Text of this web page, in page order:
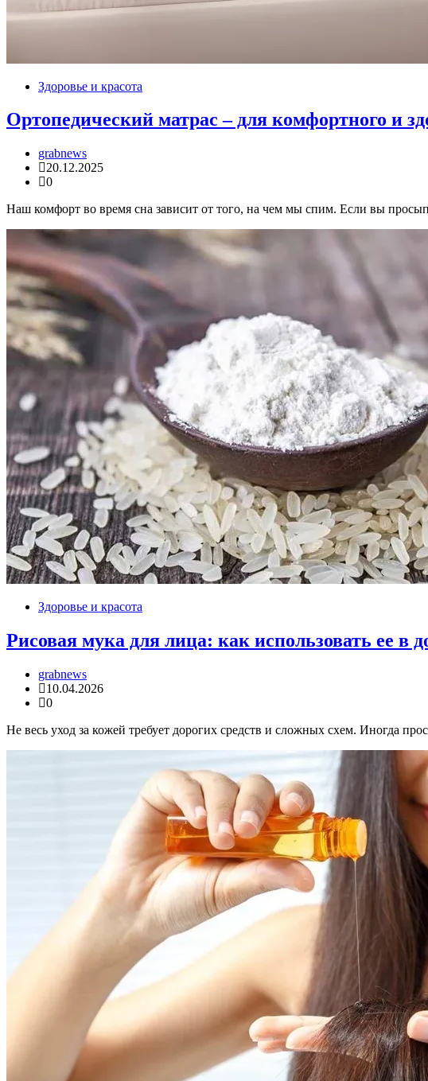
Здоровье и красота
Ортопедический матрас – для комфортного и
grabnews
20.12.2025
0
Наш комфорт во время сна зависит от того, на чем мы спим. Если вы
Здоровье и красота
Рисовая мука для лица: как использовать ее в
grabnews
10.04.2026
0
Не весь уход за кожей требует дорогих средств и сложных схем. Иногда